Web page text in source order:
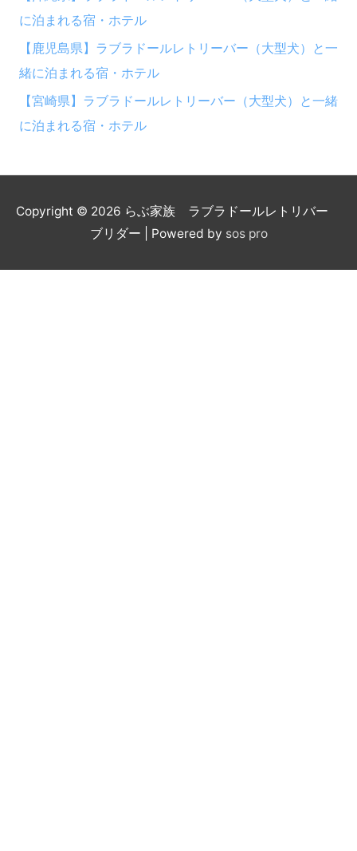
に泊まれる宿・ホテル
【鹿児島県】ラブラドールレトリーバー（大型犬）と一
緒に泊まれる宿・ホテル
【宮崎県】ラブラドールレトリーバー（大型犬）と一緒
に泊まれる宿・ホテル
Copyright © 2026 らぶ家族 ラブラドールレトリバー
ブリダー | Powered by sos pro